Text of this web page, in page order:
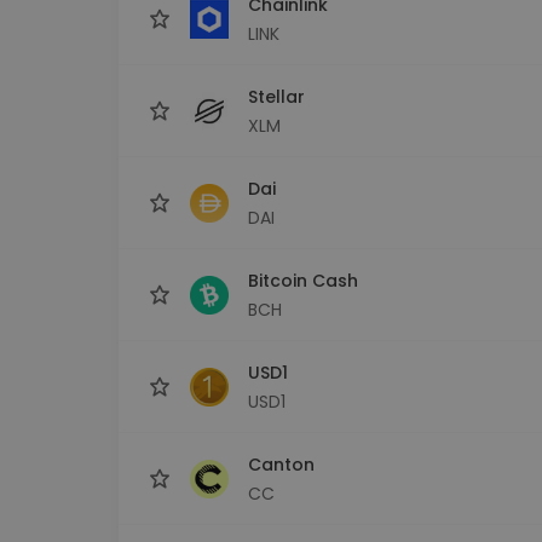
LINK
Stellar
XLM
Dai
DAI
Bitcoin Cash
BCH
USD1
USD1
Canton
CC